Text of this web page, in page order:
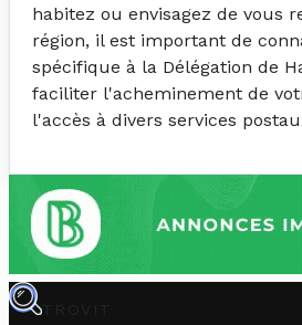
habitez ou envisagez de vous
région, il est important de
spécifique à la Délégation de
faciliter l'acheminement de
l'accès à divers services
TROVIT